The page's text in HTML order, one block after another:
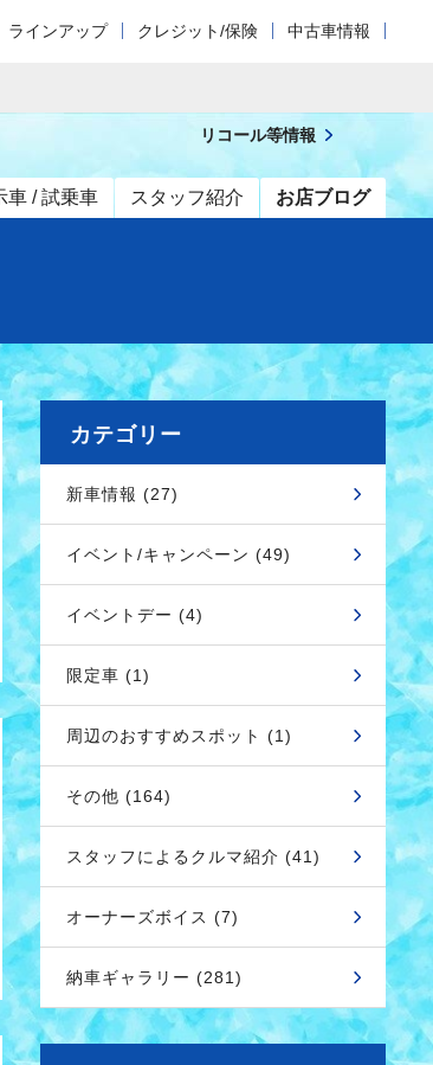
ラインアップ クレジット/保険 中古車情報
車 / 試乗車 スタッフ紹介 お店ブログ
リコール等情報
カテゴリー
新車情報 (27)
イベント/キャンペーン (49)
イベントデー (4)
限定車 (1)
周辺のおすすめスポット (1)
その他 (164)
スタッフによるクルマ紹介 (41)
オーナーズボイス (7)
納車ギャラリー (281)